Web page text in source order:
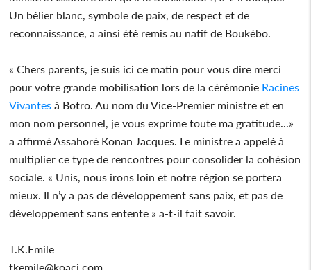
Un bélier blanc, symbole de paix, de respect et de
reconnaissance, a ainsi été remis au natif de Boukébo.
« Chers parents, je suis ici ce matin pour vous dire merci
pour votre grande mobilisation lors de la cérémonie Racines
Vivantes à Botro. Au nom du Vice-Premier ministre et en
mon nom personnel, je vous exprime toute ma gratitude...»
a affirmé Assahoré Konan Jacques. Le ministre a appelé à
multiplier ce type de rencontres pour consolider la cohésion
sociale. « Unis, nous irons loin et notre région se portera
mieux. Il n’y a pas de développement sans paix, et pas de
développement sans entente » a-t-il fait savoir.
T.K.Emile
tkemile@koaci.com